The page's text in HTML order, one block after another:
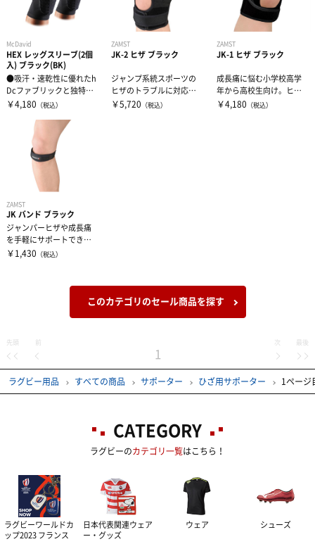
McDavid
HEX レッグスリーブ(2個
入) ブラック(BK)
●吸汗・速乾性に優れたh
Dcファブリックと独特な
形状の保護用パッド ●ヒ
￥4,180 （税込）
ZAMST
JK-2 ヒザ ブラック
ジャンプ系統スポーツの
ヒザのトラブルに対応。
独自のパッドで、ジャン
￥5,720 （税込）
ZAMST
JK-1 ヒザ ブラック
成長痛に悩む小学校高学
年から高校生向け。ヒザ
全体をホールドし、負荷
￥4,180 （税込）
ZAMST
JK バンド ブラック
ジャンパーヒザや成長痛
を手軽にサポートできる
よう設計。お皿の下を適
￥1,430 （税込）
このカテゴリのセール商品を探す
先頭 前
1
次 最後
ラグビー用品 すべての商品 サポーター ひざ用サポーター 1ページ
CATEGORY
ラグビーのカテゴリ一覧はこちら！
ラグビーワールドカ
ップ2023 フランス
日本代表関連ウェア
ー・グッズ
ウェア シューズ